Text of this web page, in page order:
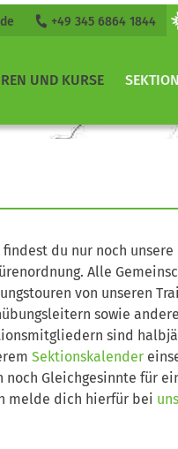
+49 345 6864 1844
UND KURSE
findest du nur noch unsere
Alle
von unseren
sowie
sind
Sektionskalender
noch Gleichgesinnte für
melde dich hierfür bei uns